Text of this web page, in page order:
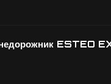
ESTEO